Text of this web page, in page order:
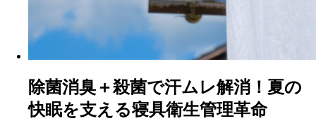
除菌消臭＋殺菌で汗ムレ解消！夏の
快眠を支える寝具衛生管理革命